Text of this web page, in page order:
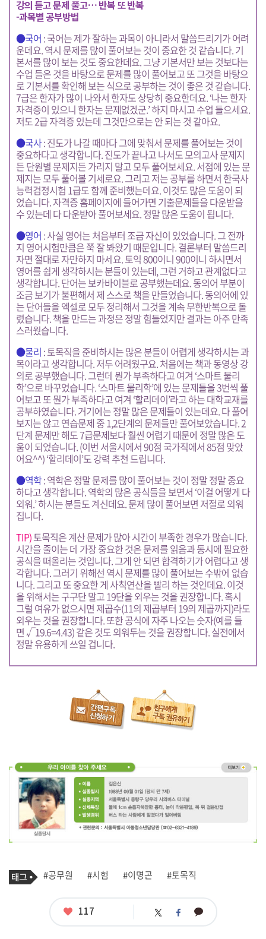
강의 듣고 문제 풀고… 반복 또 반복
-과목별 공부방법
●국어 : 국어는 제가 잘하는 과목이 아니라서 말씀드리기가 어려
운데요. 역시 문제를 많이 풀어보는 것이 중요한 것 같습니다. 기
본서를 많이 보는 것도 중요한데요. 그냥 기본서만 보는 것보다는
수업 들은 것을 바탕으로 문제를 많이 풀어보고 또 그것을 바탕으
로 기본서를 확인해 보는 식으로 공부하는 것이 좋은 것 같습니다.
7급은 한자가 많이 나와서 한자도 상당히 중요한데요. ‘나는 한자
자격증이 있으니 한자는 문제없겠군.’ 하지 마시고 수업 들으세요.
저도 2급 자격증 있는데 그것만으로는 안 되는 것 같아요.
●국사: 진도가 나갈 때마다 그에 맞춰서 문제를 풀어보는 것이
중요하다고 생각합니다. 진도가 끝나고 나서도 모의고사 문제지
든 단원별 문제지든 가리지 말고 모두 풀어보세요. 서점에 있는 문
제지는 모두 풀어볼 기세로요. 그리고 저는 공부를 하면서 한국사
능력검정시험 1급도 함께 준비했는데요. 이것도 많은 도움이 되
었습니다. 자격증 홈페이지에 들어가면 기출문제들을 다운받을
수 있는데 다 다운받아 풀어보세요. 정말 많은 도움이 됩니다.
●영어 : 사실 영어는 처음부터 조금 자신이 있었습니다. 그 전까
지 영어시험만큼은 쭉 잘 봐왔기 때문입니다. 결론부터 말씀드리
자면 절대로 자만하지 마세요. 토익 800이니 900이니 하시면서
영어를 쉽게 생각하시는 분들이 있는데, 그런 거하고 관계없다고
생각합니다. 단어는 보카바이블로 공부했는데요. 동의어 부분이
조금 보기가 불편해서 제 스스로 책을 만들었습니다. 동의어에 있
는 단어들을 엑셀로 모두 정리해서 그것을 계속 무한반복으로 돌
렸습니다. 책을 만드는 과정은 정말 힘들었지만 결과는 아주 만족
스러웠습니다.
●물리 : 토목직을 준비하시는 많은 분들이 어렵게 생각하시는 과
목이라고 생각합니다. 저두 어려웠구요. 처음에는 책과 동영상 강
의로 공부했습니다. 그런데 뭔가 부족하다고 여겨 ‘스마트 물리
학’으로 바꾸었습니다. ‘스마트 물리학’에 있는 문제들을 3번씩 풀
어보고 또 뭔가 부족하다고 여겨 ‘할리데이’라고 하는 대학교재를
공부하였습니다. 거기에는 정말 많은 문제들이 있는데요. 다 풀어
보지는 않고 연습문제 중 1,2단계의 문제들만 풀어보았습니다. 2
단계 문제만 해도 7급문제보다 훨씬 어렵기 때문에 정말 많은 도
움이 되었습니다. (이번 서울시에서 90점 국가직에서 85점 맞았
어요^^) ‘할리데이’도 강력 추천 드립니다.
●역학: 역학은 정말 문제를 많이 풀어보는 것이 정말 정말 중요
하다고 생각합니다. 역학의 많은 공식들을 보면서 ‘이걸 어떻게 다
외워.’ 하시는 분들도 계신데요. 문제 많이 풀어보면 저절로 외워
집니다.
TIP)토목직은 계산 문제가 많아 시간이 부족한 경우가 많습니다.
시간을 줄이는 데 가장 중요한 것은 문제를 읽음과 동시에 필요한
공식을 떠올리는 것입니다. 그게 안 되면 합격하기가 어렵다고 생
각합니다. 그러기 위해선 역시 문제를 많이 풀어보는 수밖에 없습
니다. 그리고 또 중요한 게 사칙연산을 빨리 하는 것인데요. 이것
을 위해서는 구구단 말고 19단을 외우는 것을 권장합니다. 혹시
그럴 여유가 없으시면 제곱수(11의 제곱부터 19의 제곱까지)라도
외우는 것을 권장합니다. 또한 공식에 자주 나오는 숫자(예를 들
면 √19.6=4.43) 같은 것도 외워두는 것을 권장합니다. 실전에서
정말 유용하게 쓰일 겁니다.
기
사
태
그
#공무원 #시험 #이명곤 #토목직
좋
117 트 페 카